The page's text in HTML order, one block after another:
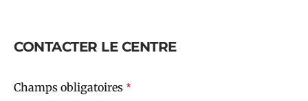
CONTACTER LE CENTRE
Champs obligatoires